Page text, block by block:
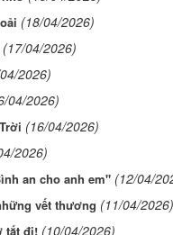
(18/04/2026)
(17/04/2026)
2026)
04/2026)
(16/04/2026)
2026)
an cho anh em" (12/04/
vết thương (11/04/2026)
tắt đi! (10/04/2026)